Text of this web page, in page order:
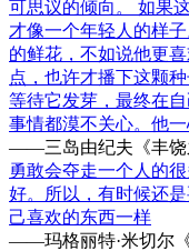
可思议的倾向。 如果
才像一个年轻人的样
的鲜花，不如说他更
点，也许才播下这颗
等待它发芽，最终在
事情都漠不关心。他
——三岛由纪夫《丰饶
勇敢会夺走一个人的
好。所以，有时候还
己喜欢的东西一样
——玛格丽特·米切尔《